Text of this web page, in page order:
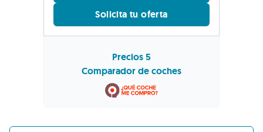
Solicita tu oferta
Precios 5
Comparador de coches